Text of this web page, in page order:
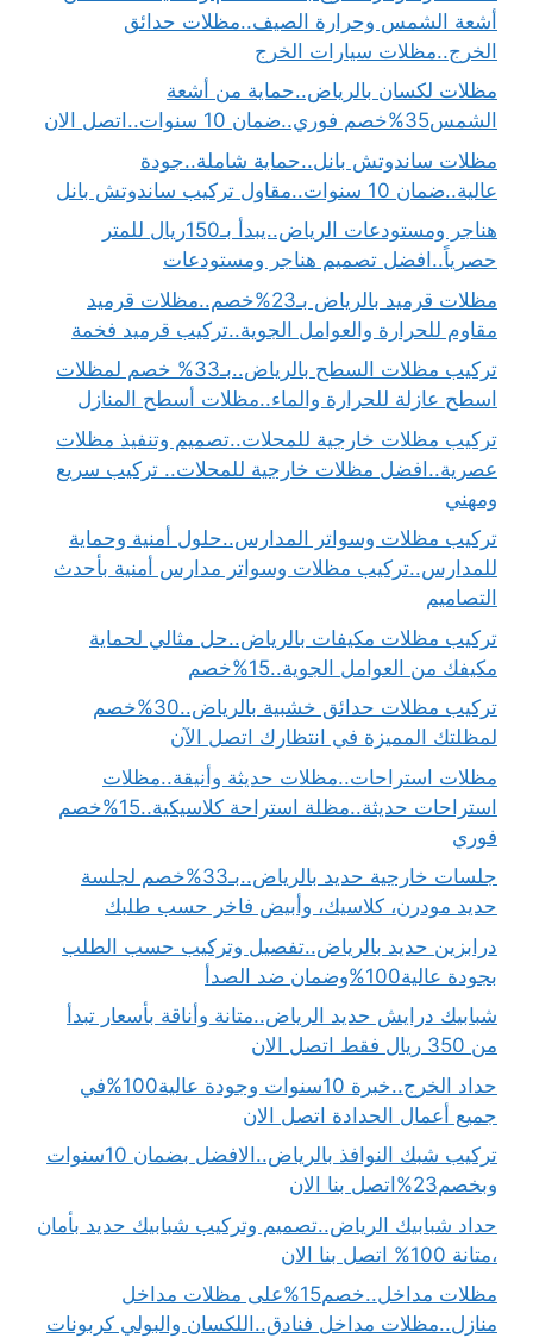
أشعة الشمس وحرارة الصيف..مظلات حدائق
الخرج..مظلات سيارات الخرج
مظلات لكسان بالرياض..حماية من أشعة
الشمس35%خصم فوري..ضمان 10 سنوات..اتصل الان
مظلات ساندوتش بانل..حماية شاملة..جودة
عالية..ضمان 10 سنوات..مقاول تركيب ساندوتش بانل
هناجر ومستودعات الرياض..يبدأ بـ150ريال للمتر
حصرياً..افضل تصميم هناجر ومستودعات
مظلات قرميد بالرياض بـ23%خصم..مظلات قرميد
مقاوم للحرارة والعوامل الجوية..تركيب قرميد فخمة
تركيب مظلات السطح بالرياض..بـ33% خصم لمظلات
اسطح عازلة للحرارة والماء..مظلات أسطح المنازل
تركيب مظلات خارجية للمحلات..تصميم وتنفيذ مظلات
عصرية..افضل مظلات خارجية للمحلات.. تركيب سريع
ومهني
تركيب مظلات وسواتر المدارس..حلول أمنية وحماية
للمدارس..تركيب مظلات وسواتر مدارس أمنية بأحدث
التصاميم
تركيب مظلات مكيفات بالرياض..حل مثالي لحماية
مكيفك من العوامل الجوية..15%خصم
تركيب مظلات حدائق خشبية بالرياض..30%خصم
لمظلتك المميزة في انتظارك اتصل الآن
مظلات استراحات..مظلات حديثة وأنيقة..مظلات
استراحات حديثة..مظلة استراحة كلاسيكية..15%خصم
فوري
جلسات خارجية حديد بالرياض..بـ33%خصم لجلسة
حديد مودرن، كلاسيك، وأبيض فاخر حسب طلبك
درابزين حديد بالرياض..تفصيل وتركيب حسب الطلب
بجودة عالية100%وضمان ضد الصدأ
شبابيك درايش حديد الرياض..متانة وأناقة بأسعار تبدأ
من 350 ريال فقط اتصل الان
حداد الخرج..خبرة 10سنوات وجودة عالية100%في
جميع أعمال الحدادة اتصل الان
تركيب شبك النوافذ بالرياض..الافضل بضمان 10سنوات
وبخصم23%اتصل بنا الان
حداد شبابيك الرياض..تصميم وتركيب شبابيك حديد بأمان
،متانة 100% اتصل بنا الان
مظلات مداخل..خصم15%على مظلات مداخل
منازل..مظلات مداخل فنادق..اللكسان والبولي كربونات